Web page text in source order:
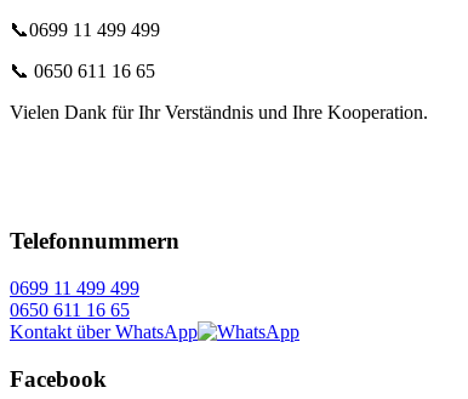
📞0699 11 499 499
📞 0650 611 16 65
Vielen Dank für Ihr Verständnis und Ihre Kooperation.
Telefonnummern
0699 11 499 499
0650 611 16 65
Kontakt über WhatsApp
Facebook